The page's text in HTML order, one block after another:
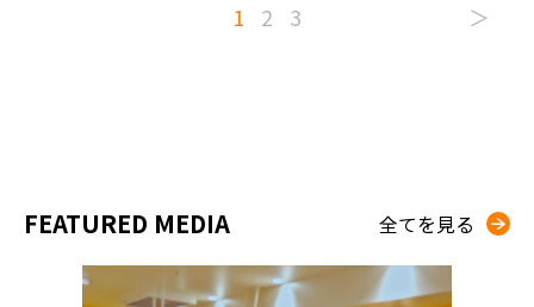
1 2 3 ＞
FEATURED MEDIA 全てを見る